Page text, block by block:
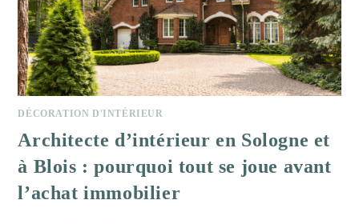
DÉCORATION D'INTÉRIEUR
Architecte d’intérieur en Sologne et
à Blois : pourquoi tout se joue avant
l’achat immobilier